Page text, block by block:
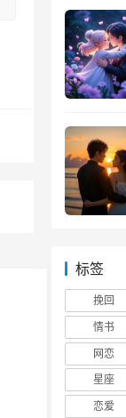
标签
挽回
情书
网恋
星座
恋爱